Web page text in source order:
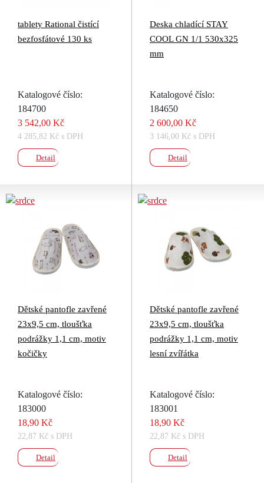
tablety Rational čistící
bezfosfátové 130 ks
Katalogové číslo:
184700
3 542,00 Kč
4 285,82 Kč s DPH
Detail
Deska chladící STAY
COOL GN 1/1 530x325
mm
Katalogové číslo:
184650
2 600,00 Kč
3 146,00 Kč s DPH
Detail
Dětské pantofle zavřené
23x9,5 cm, tloušťka
podrážky 1,1 cm, motiv
kočičky
Katalogové číslo:
183000
18,90 Kč
22,87 Kč s DPH
Detail
Dětské pantofle zavřené
23x9,5 cm, tloušťka
podrážky 1,1 cm, motiv
lesní zvířátka
Katalogové číslo:
183001
18,90 Kč
22,87 Kč s DPH
Detail